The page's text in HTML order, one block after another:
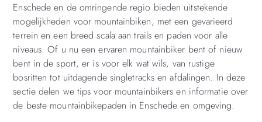
Enschede en de omringende regio bieden uitstekende
mogelijkheden voor mountainbiken, met een gevarieerd
terrein en een breed scala aan trails en paden voor alle
niveaus. Of u nu een ervaren mountainbiker bent of nieuw
bent in de sport, er is voor elk wat wils, van rustige
bosritten tot uitdagende singletracks en afdalingen. In deze
sectie delen we tips voor mountainbikers en informatie over
de beste mountainbikepaden in Enschede en omgeving.